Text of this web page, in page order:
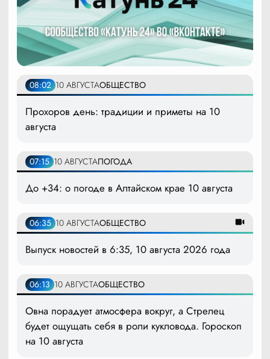
08:02 10 АВГУСТАОБЩЕСТВО
Прохоров день: традиции и приметы на 10
августа
07:15 10 АВГУСТАПОГОДА
До +34: о погоде в Алтайском крае 10 августа
06:35 10 АВГУСТАОБЩЕСТВО
Выпуск новостей в 6:35, 10 августа 2026 года
06:13 10 АВГУСТАОБЩЕСТВО
Овна порадует атмосфера вокруг, а Стрелец
будет ощущать себя в роли кукловода. Гороскоп
на 10 августа